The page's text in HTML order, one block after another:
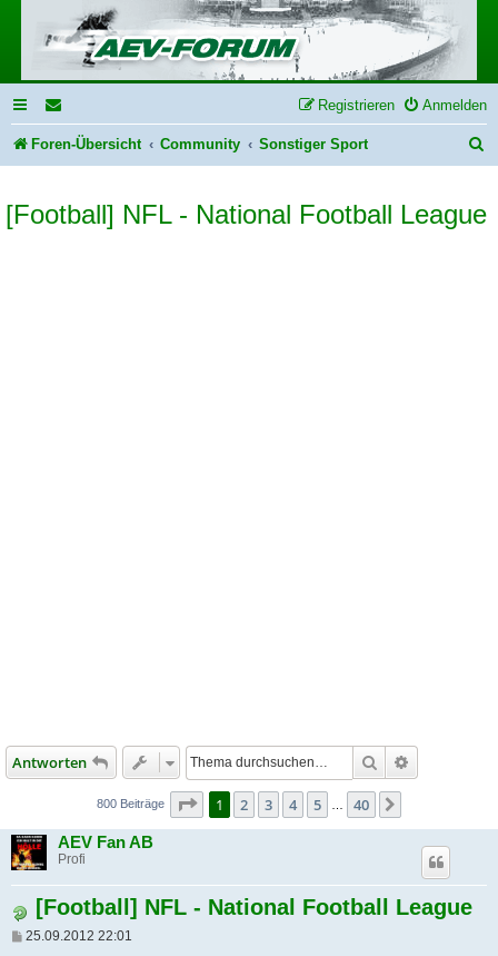
Anmelden
Registrieren
Foren-Übersicht Community Sonstiger Sport
[Football] NFL - National Football League
Antworten Suche
800 Beiträge Seite 1von 40
1 2 3 4 5 40
AEV Fan AB
Profi
[Football] NFL - National Football League
B
25.09.2012 22:01